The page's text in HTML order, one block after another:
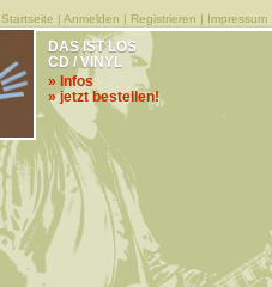
Startseite | Anmelden | Registrieren | Impressum
DAS IST LOS
CD / VINYL
» Infos
» jetzt bestellen!